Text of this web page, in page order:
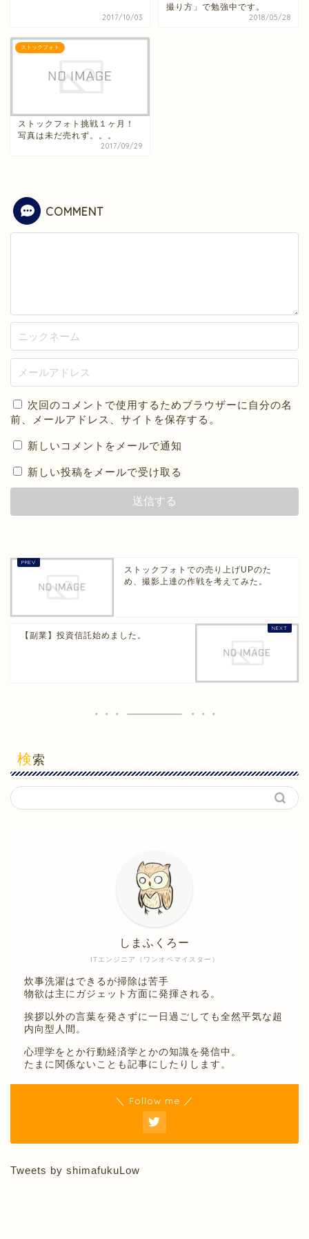
2017/10/03
撮り方」で勉強中です。
2018/05/28
ストックフォト
ストックフォト挑戦１ヶ月！
写真は未だ売れず。。。
2017/09/29
COMMENT
次回のコメントで使用するためブラウザーに自分の名
前、メールアドレス、サイトを保存する。
新しいコメントをメールで通知
新しい投稿をメールで受け取る
ストックフォトでの売り上げUPのた
め、撮影上達の作戦を考えてみた。
【副業】投資信託始めました。
検索
ITエンジニア（ワンオペマイスター）
しまふくろー
炊事洗濯はできるが掃除は苦手
物欲は主にガジェット方面に発揮される。
挨拶以外の言葉を発さずに一日過ごしても全然平気な超
内向型人間。
心理学をとか行動経済学とかの知識を発信中。
たまに関係ないことも記事にしたりします。
＼ Follow me ／
Tweets by shimafukuLow